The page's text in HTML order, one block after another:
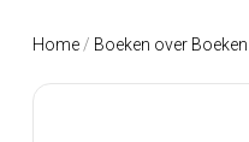
Home / Boeken over Boeken